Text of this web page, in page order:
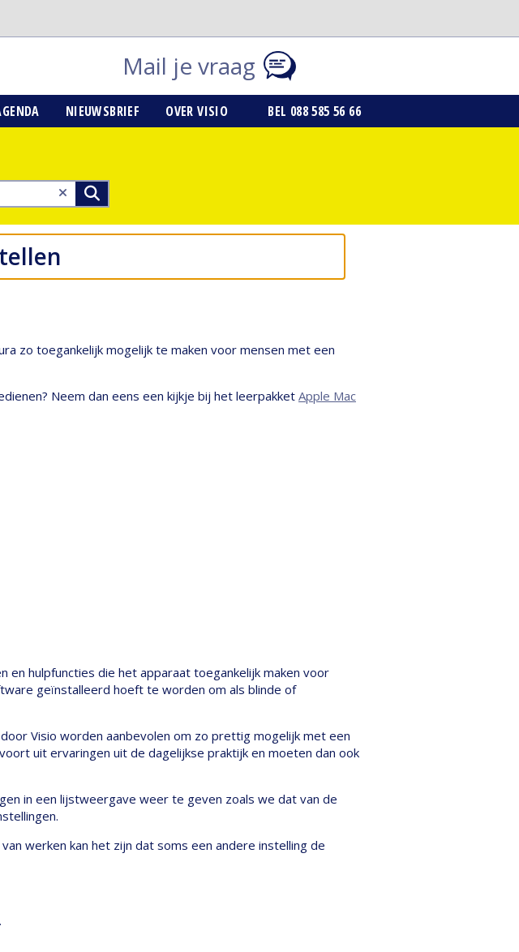
Mail je vraag
NIEUWSBRIEF OVER VISIO BEL 088 585 56 66
zo toegankelijk mogelijk te maken voor mensen met een
Neem dan eens een kijkje bij het leerpakket Apple Mac
hulpfuncties die het apparaat toegankelijk maken voor
geïnstalleerd hoeft te worden om als blinde of
Visio worden aanbevolen om zo prettig mogelijk met een
uit ervaringen uit de dagelijkse praktijk en moeten dan ook
in een lijstweergave weer te geven zoals we dat van de
werken kan het zijn dat soms een andere instelling de